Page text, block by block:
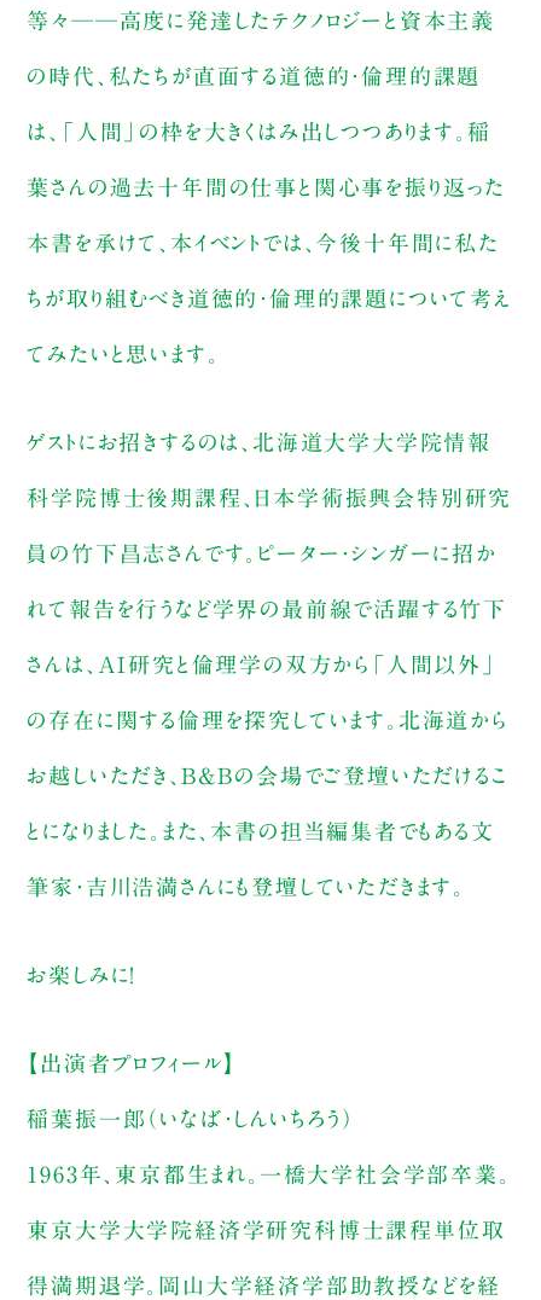
等々──高度に発達したテクノロジーと資本主義
の時代、私たちが直面する道徳的・倫理的課題
は、「人間」の枠を大きくはみ出しつつあります。稲
葉さんの過去十年間の仕事と関心事を振り返った
本書を承けて、本イベントでは、今後十年間に私た
ちが取り組むべき道徳的・倫理的課題について考え
てみたいと思います。
ゲストにお招きするのは、北海道大学大学院情報
科学院博士後期課程、日本学術振興会特別研究
員の竹下昌志さんです。ピーター・シンガーに招か
れて報告を行うなど学界の最前線で活躍する竹下
さんは、AI研究と倫理学の双方から「人間以外」
の存在に関する倫理を探究しています。北海道から
お越しいただき、B&Bの会場でご登壇いただけるこ
とになりました。また、本書の担当編集者でもある文
筆家・吉川浩満さんにも登壇していただきます。
お楽しみに！
【出演者プロフィール】
稲葉振一郎（いなば・しんいちろう）
1963年、東京都生まれ。一橋大学社会学部卒業。
東京大学大学院経済学研究科博士課程単位取
得満期退学。岡山大学経済学部助教授などを経